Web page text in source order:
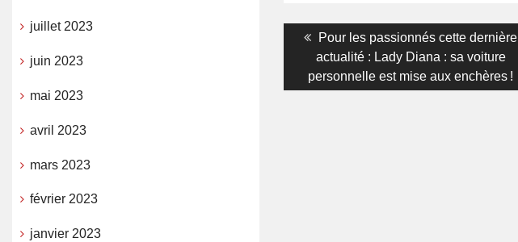
Navigation
l’article
Previous
post:
Pour les passionnés cette dernière
actualité : Lady Diana : sa voiture
personnelle est mise aux enchères !
juillet 2023
juin 2023
mai 2023
avril 2023
mars 2023
février 2023
janvier 2023